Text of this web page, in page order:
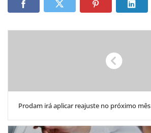
Prodam irá aplicar reajuste no próximo mês